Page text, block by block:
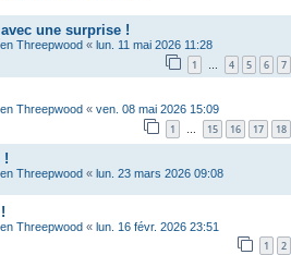
une surprise !
Threepwood « lun. 11 mai 2026 11:28
1 … 4 5 6 7
Threepwood « ven. 08 mai 2026 15:09
1 … 15 16 17 18
!
Threepwood « lun. 23 mars 2026 09:08
Threepwood « lun. 16 févr. 2026 23:51
1 2